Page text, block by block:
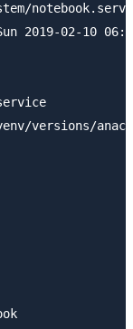
2019-02-10
versions/